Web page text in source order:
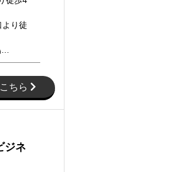
り徒
ちら
ジネ